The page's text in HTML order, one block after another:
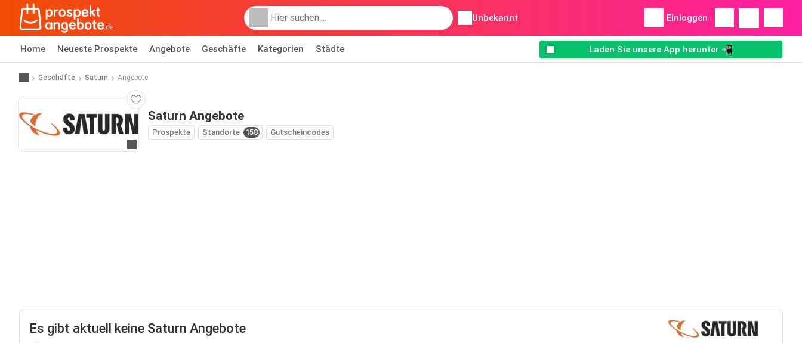
Unbekannt Einloggen
Home Neueste Prospekte Angebote Geschäfte Kategorien Städte Laden Sie unsere App herunter 📲
Geschäfte Saturn Angebote
Saturn Angebote
Prospekte Standorte 158 Gutscheincodes
Es gibt aktuell keine Saturn Angebote